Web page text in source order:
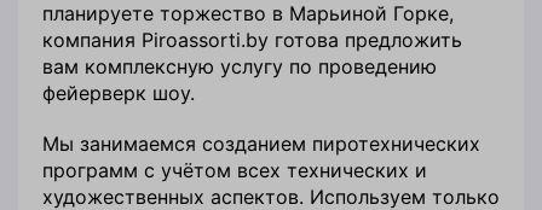
планируете торжество в Марьиной Горке,
компания Piroassorti.by готова предложить
вам комплексную услугу по проведению
фейерверк шоу.
Мы занимаемся созданием пиротехнических
программ с учётом всех технических и
художественных аспектов. Используем только